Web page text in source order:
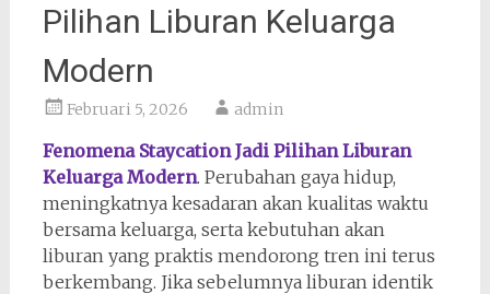
Pilihan Liburan Keluarga
Modern
Februari 5, 2026 admin
Fenomena Staycation Jadi Pilihan Liburan
Keluarga Modern. Perubahan gaya hidup,
meningkatnya kesadaran akan kualitas waktu
bersama keluarga, serta kebutuhan akan
liburan yang praktis mendorong tren ini terus
berkembang. Jika sebelumnya liburan identik